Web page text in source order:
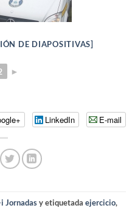
DE DIAPOSITIVAS]
►
LinkedIn E-mail
Jornadasy etiquetada ejercicio,